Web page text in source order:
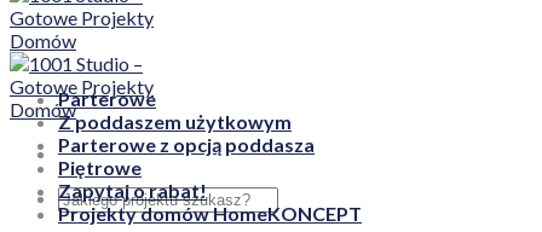
Parterowe
Z poddaszem użytkowym
Parterowe z opcją poddasza
Piętrowe
Zapytaj o rabat!
Projekty domów HomeKONCEPT